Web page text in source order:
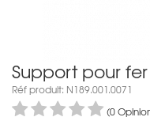
Support pour fer
Réf produit: N189.001.0071
(0